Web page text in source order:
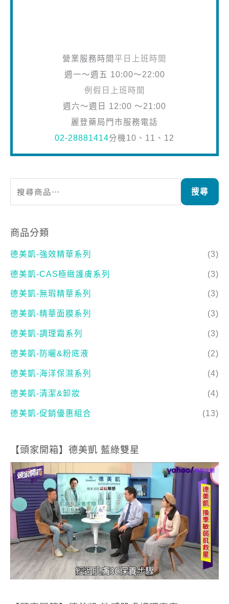
營業服務時間 平日上班時間
週一～週五 10:00～22:00
例假日上班時間
週六～週日 12:00 ～21:00
麗登藥局門市服務電話
02-28881414分機10、11、12
搜尋
商品分類
德美凱-強效精華系列 (3)
德美凱-CAS極緻護膚系列 (3)
德美凱-無瑕精華系列 (3)
德美凱-精華面膜系列 (3)
德美凱-調理霜系列 (3)
德美凱-防曬&粉底液 (2)
德美凱-海洋保濕系列 (4)
德美凱-清潔&卸妝 (4)
德美凱-促銷優惠組合 (13)
【頭家開箱】德美凱 藍綠雙星